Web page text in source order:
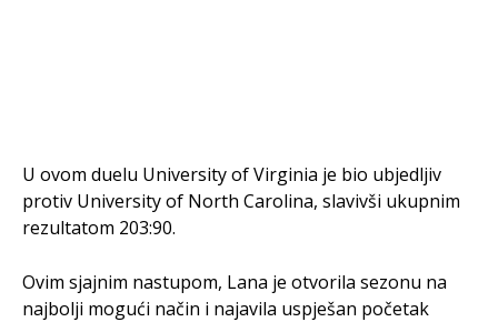
U ovom duelu University of Virginia je bio ubjedljiv
protiv University of North Carolina, slavivši ukupnim
rezultatom 203:90.
Ovim sjajnim nastupom, Lana je otvorila sezonu na
najbolji mogući način i najavila uspješan početak